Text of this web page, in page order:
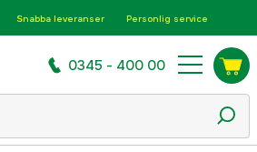
Snabba leveranser Personlig service
0345 - 400 00